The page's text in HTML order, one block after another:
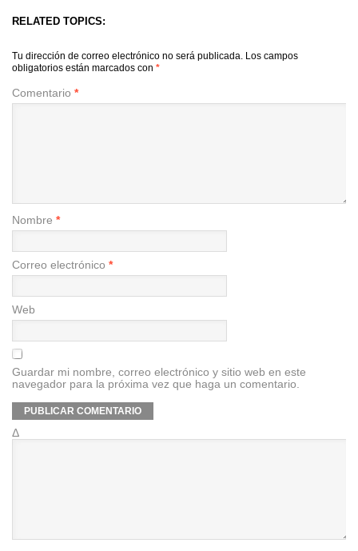
RELATED TOPICS:
Tu dirección de correo electrónico no será publicada. Los campos
obligatorios están marcados con *
Comentario *
Nombre *
Correo electrónico *
Web
Guardar mi nombre, correo electrónico y sitio web en este
navegador para la próxima vez que haga un comentario.
Δ